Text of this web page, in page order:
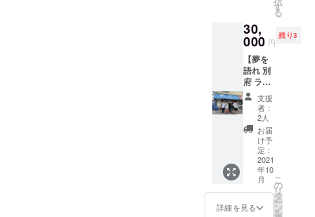
す。
ご利用
時にお
見せく
ださ
い。
ターン
は本人
のみ使
用可能
です。
他人
に譲渡
するこ
とはで
きませ
ん。
※DREA
MSPAR
Kのアカ
ウント
放題
増し・
限定
ラーメ
ンにつ
きまし
ては
差額を
お支払
いくだ
さい。
※トッピ
ング等
につき
まして
は別途
お願い
利用に
なれま
せん。
※21年
11/1～
22年
4/30の
半年間
が有効
期間と
なりま
す。 ※
ラーメ
ンのみ
食べ放
りま
DREAM
SPARK
の初期
ユー
ザーと
して
SNSに
もご招
待させ
ていた
だきま
す。 ※
夢を語
れ 松山
でのみ
使用可
能で
拓する
年間
ラーメ
ンが食
べ放題
になる
夢の限
定リ
ターン
です。
『月７
回以
上』で
ご利用
いただ
くとお
得にな
りま
す
る
30,
000 円
残り3
【夢を
語れ 別
府 ラー
メン半
年間食
べ放
題】
＆
【DRE
AMSPA
RKの原
支援
者：
2人
お届
け予
定：
2021
年10
月
詳細を見る
こ
の
リ
タ
ー
ン
を